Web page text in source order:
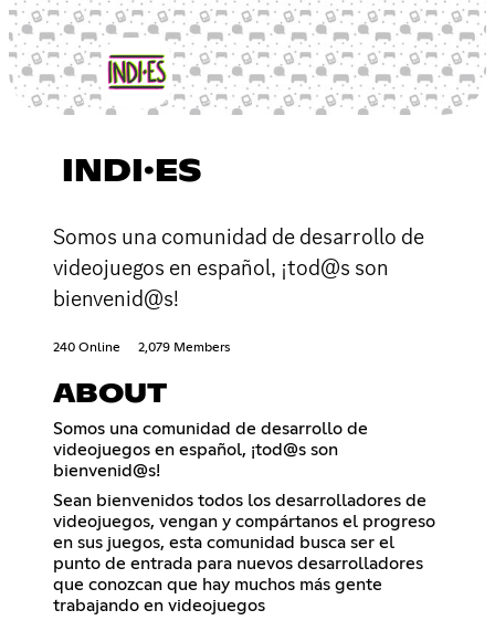
INDI·ES
Somos una comunidad de desarrollo de
videojuegos en español, ¡tod@s son
bienvenid@s!
240 Online 2,079 Members
ABOUT
Somos una comunidad de desarrollo de
videojuegos en español, ¡tod@s son
bienvenid@s!
Sean bienvenidos todos los desarrolladores de
videojuegos, vengan y compártanos el progreso
en sus juegos, esta comunidad busca ser el
punto de entrada para nuevos desarrolladores
que conozcan que hay muchos más gente
trabajando en videojuegos